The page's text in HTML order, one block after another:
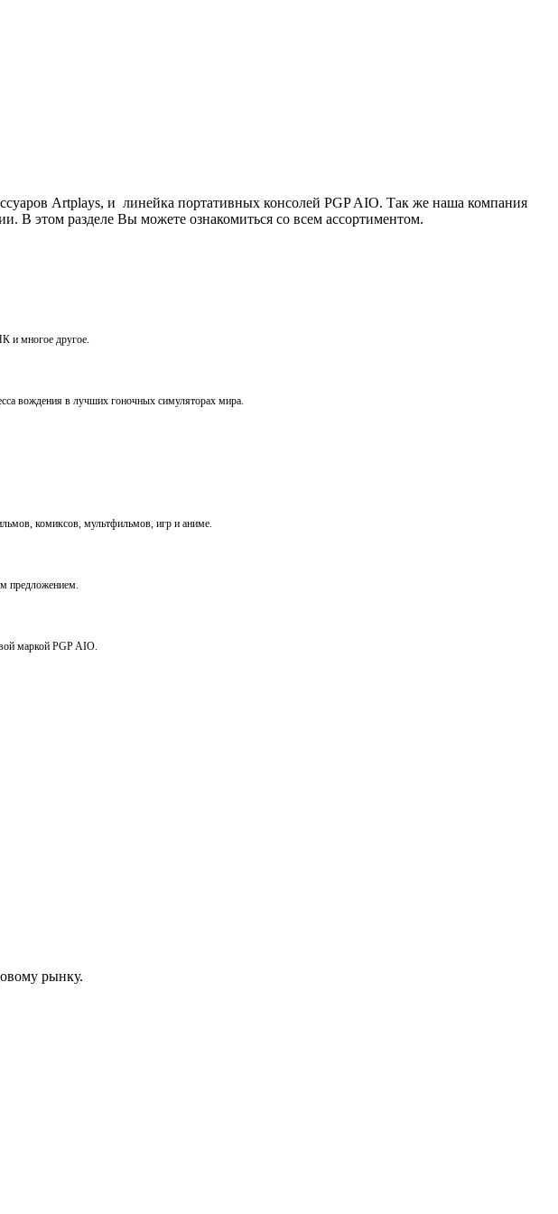
Artplays, и линейка портативных консолей PGP AIO. Так же наша компания
В этом разделе Вы можете ознакомиться со всем ассортиментом.
и многое другое.
вождения в лучших гоночных симуляторах мира.
комиксов, мультфильмов, игр и аниме.
предложением.
маркой PGP AIO.
рынку.